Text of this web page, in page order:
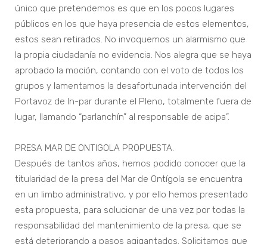
único que pretendemos es que en los pocos lugares
públicos en los que haya presencia de estos elementos,
estos sean retirados. No invoquemos un alarmismo que
la propia ciudadanía no evidencia. Nos alegra que se haya
aprobado la moción, contando con el voto de todos los
grupos y lamentamos la desafortunada intervención del
Portavoz de In-par durante el Pleno, totalmente fuera de
lugar, llamando “parlanchín” al responsable de acipa”.
PRESA MAR DE ONTIGOLA PROPUESTA.
Después de tantos años, hemos podido conocer que la
titularidad de la presa del Mar de Ontígola se encuentra
en un limbo administrativo, y por ello hemos presentado
esta propuesta, para solucionar de una vez por todas la
responsabilidad del mantenimiento de la presa, que se
está deteriorando a pasos agigantados. Solicitamos que